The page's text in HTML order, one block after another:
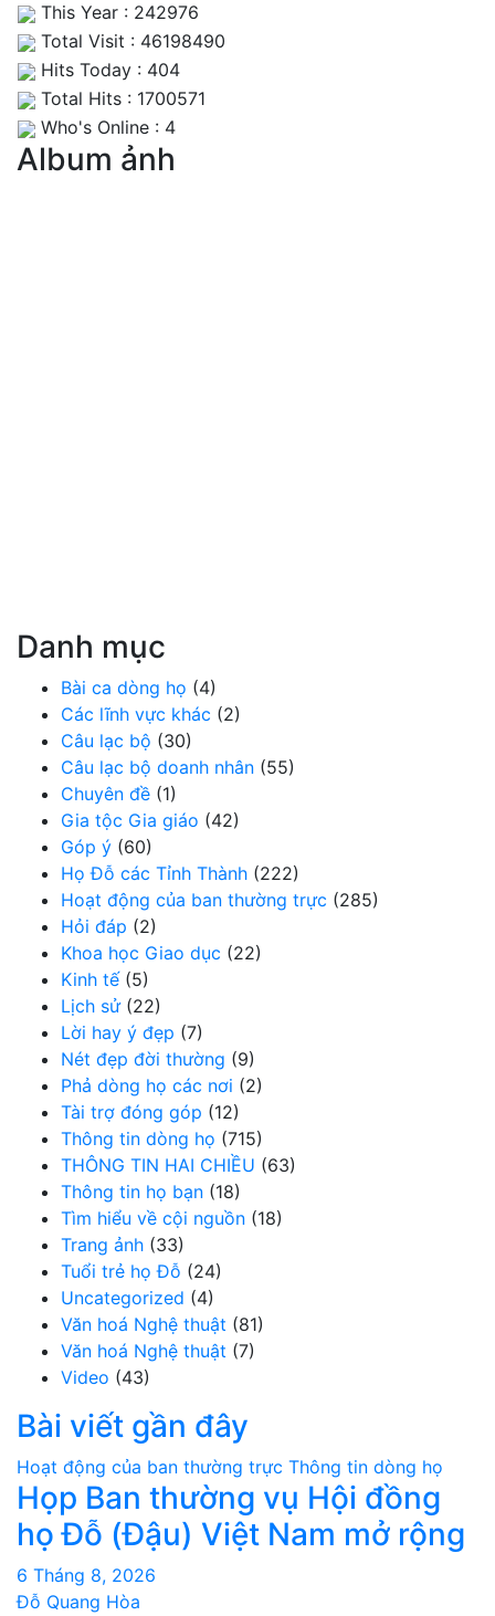
This Year : 242976
Total Visit : 46198490
Hits Today : 404
Total Hits : 1700571
Who's Online : 4
Album ảnh
Danh mục
Bài ca dòng họ (4)
Các lĩnh vực khác (2)
Câu lạc bộ (30)
Câu lạc bộ doanh nhân (55)
Chuyên đề (1)
Gia tộc Gia giáo (42)
Góp ý (60)
Họ Đỗ các Tỉnh Thành (222)
Hoạt động của ban thường trực (285)
Hỏi đáp (2)
Khoa học Giao dục (22)
Kinh tế(5)
Lịch sử(22)
Lời hay ý đẹp (7)
Nét đẹp đời thường (9)
Phả dòng họ các nơi (2)
Tài trợ đóng góp (12)
Thông tin dòng họ (715)
THÔNG TIN HAI CHIỀU (63)
Thông tin họ bạn (18)
Tìm hiểu về cội nguồn (18)
Trang ảnh (33)
Tuổi trẻ họ Đỗ (24)
Uncategorized (4)
Văn hoá Nghệ thuật (81)
Văn hoá Nghệ thuật (7)
Video (43)
Bài viết gần đây
Hoạt động của ban thường trực Thông tin dòng họ
Họp Ban thường vụ Hội đồng
họ Đỗ (Đậu) Việt Nam mở rộng
6 Tháng 8, 2026
Đỗ Quang Hòa